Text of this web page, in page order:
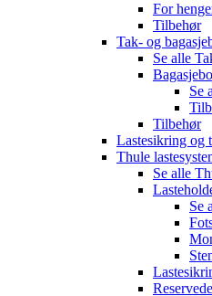
For
Tilbehør
Tak- og
Se alle
Se
Tilbehør
Lastesikring og
Thule
Se alle
Se